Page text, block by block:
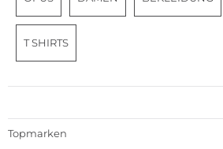
T SHIRTS
Topmarken